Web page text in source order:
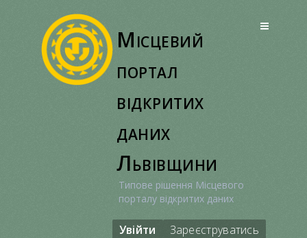
Місцевий
портал
відкритих
даних
Львівщини
Типове рішення Місцевого
порталу відкритих даних
Увійти Зареєструватись